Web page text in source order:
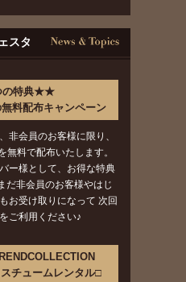
スタ
の特典★★
料配布キャンペーン
非会員のお客様に限り、
無料で配布いたします。
ー様として、お得な特典
だ非会員のお客様やはじ
お受け取りになって 次回
ご利用ください♪
チュームレンタル□